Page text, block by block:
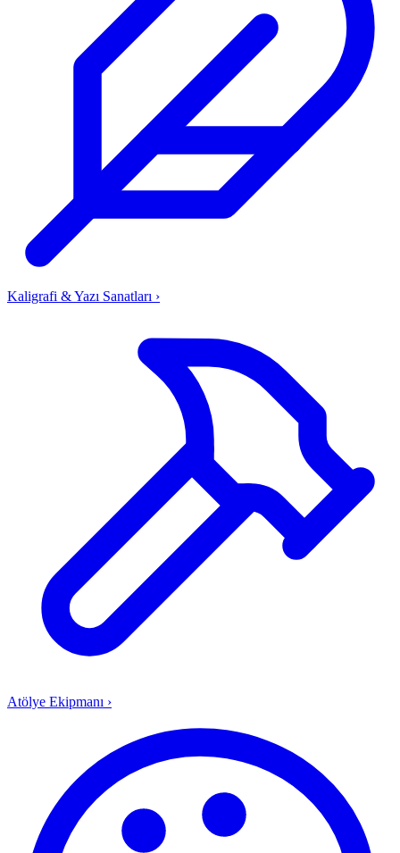
Kaligrafi & Yazı Sanatları ›
Atölye Ekipmanı ›